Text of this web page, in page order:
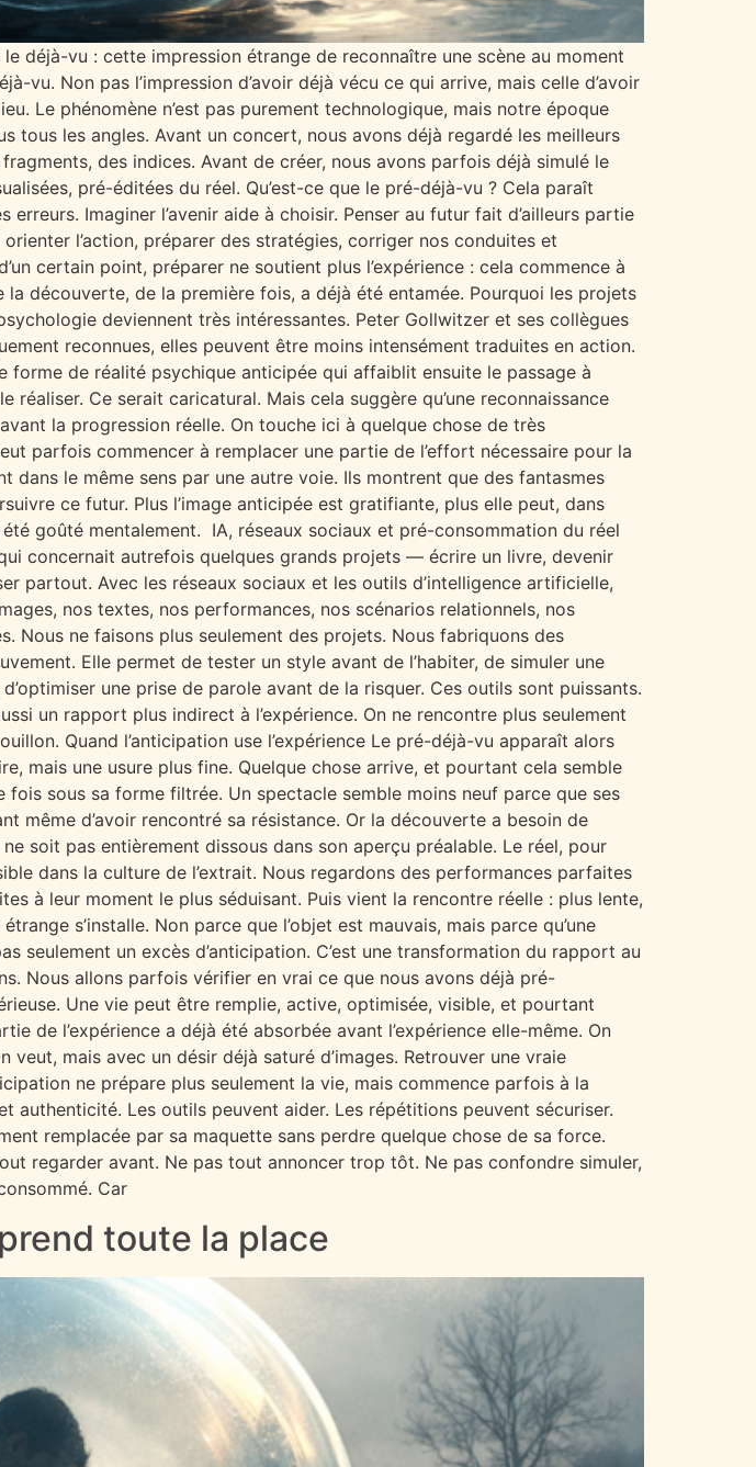
déjà-vu : cette impression étrange de reconnaître une scène au moment
vu. Non pas l’impression d’avoir déjà vécu ce qui arrive, mais celle d’avoir
Le phénomène n’est pas purement technologique, mais notre époque
tous les angles. Avant un concert, nous avons déjà regardé les meilleurs
des indices. Avant de créer, nous avons parfois déjà simulé le
pré-éditées du réel. Qu’est-ce que le pré-déjà-vu ? Cela paraît
Imaginer l’avenir aide à choisir. Penser au futur fait d’ailleurs partie
l’action, préparer des stratégies, corriger nos conduites et
certain point, préparer ne soutient plus l’expérience : cela commence à
découverte, de la première fois, a déjà été entamée. Pourquoi les projets
deviennent très intéressantes. Peter Gollwitzer et ses collègues
reconnues, elles peuvent être moins intensément traduites en action.
de réalité psychique anticipée qui affaiblit ensuite le passage à
Ce serait caricatural. Mais cela suggère qu’une reconnaissance
la progression réelle. On touche ici à quelque chose de très
parfois commencer à remplacer une partie de l’effort nécessaire pour la
le même sens par une autre voie. Ils montrent que des fantasmes
ce futur. Plus l’image anticipée est gratifiante, plus elle peut, dans
goûté mentalement. IA, réseaux sociaux et pré-consommation du réel
concernait autrefois quelques grands projets — écrire un livre, devenir
partout. Avec les réseaux sociaux et les outils d’intelligence artificielle,
nos textes, nos performances, nos scénarios relationnels, nos
Nous ne faisons plus seulement des projets. Nous fabriquons des
Elle permet de tester un style avant de l’habiter, de simuler une
une prise de parole avant de la risquer. Ces outils sont puissants.
un rapport plus indirect à l’expérience. On ne rencontre plus seulement
Quand l’anticipation use l’expérience Le pré-déjà-vu apparaît alors
mais une usure plus fine. Quelque chose arrive, et pourtant cela semble
sous sa forme filtrée. Un spectacle semble moins neuf parce que ses
d’avoir rencontré sa résistance. Or la découverte a besoin de
soit pas entièrement dissous dans son aperçu préalable. Le réel, pour
dans la culture de l’extrait. Nous regardons des performances parfaites
à leur moment le plus séduisant. Puis vient la rencontre réelle : plus lente,
s’installe. Non parce que l’objet est mauvais, mais parce qu’une
seulement un excès d’anticipation. C’est une transformation du rapport au
Nous allons parfois vérifier en vrai ce que nous avons déjà pré-
Une vie peut être remplie, active, optimisée, visible, et pourtant
de l’expérience a déjà été absorbée avant l’expérience elle-même. On
mais avec un désir déjà saturé d’images. Retrouver une vraie
ne prépare plus seulement la vie, mais commence parfois à la
authenticité. Les outils peuvent aider. Les répétitions peuvent sécuriser.
remplacée par sa maquette sans perdre quelque chose de sa force.
regarder avant. Ne pas tout annoncer trop tôt. Ne pas confondre simuler,
Car
toute la place